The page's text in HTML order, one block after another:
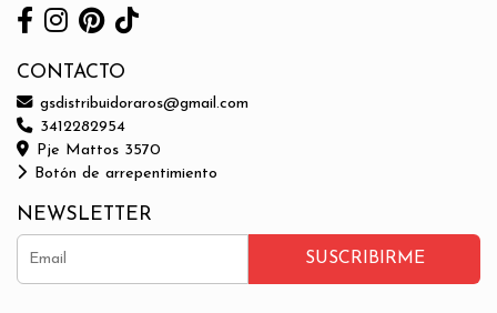
CONTACTO
gsdistribuidoraros@gmail.com
3412282954
Pje Mattos 3570
Botón de arrepentimiento
NEWSLETTER
SUSCRIBIRME